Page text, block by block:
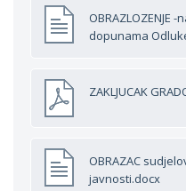
OBRAZLOZENJE
dopunama
ZAKLJUCAK
OBRAZAC
javnosti.docx